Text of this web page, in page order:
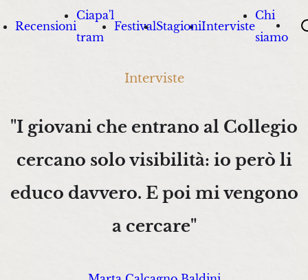
Recensioni
Ciapa'l
tram
FestivalStagioniInterviste
Chi
siamo
"I giovani che entrano al Collegio
cercano solo visibilità: io però li
educo davvero. E poi mi vengono
a cercare"
Interviste